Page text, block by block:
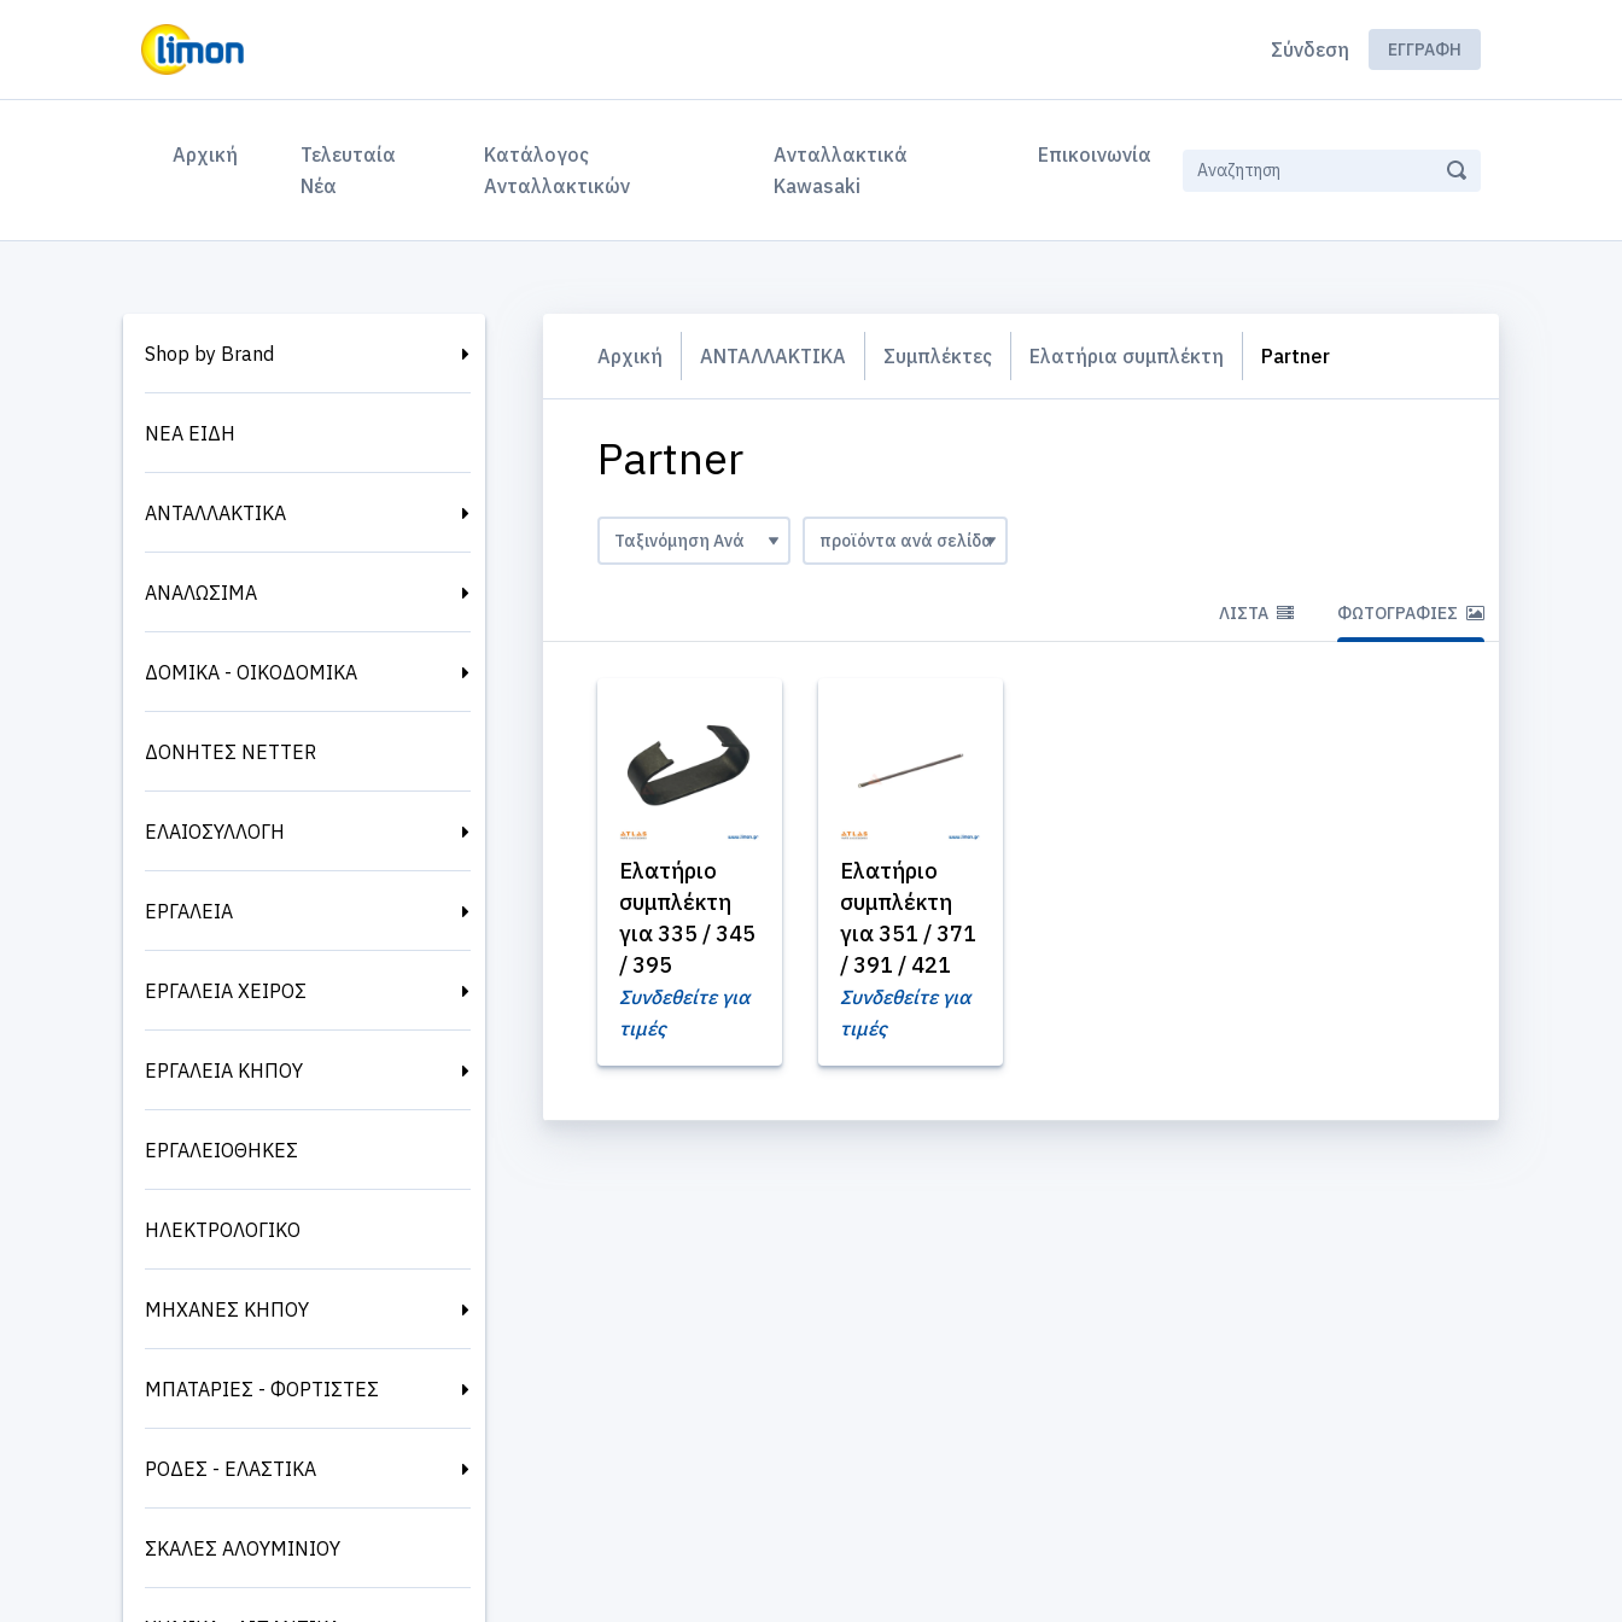
Σύνδεση ΕΓΓΡΑΦΉ
Αρχική (current)Τελευταία
Νέα
Κατάλογος
Ανταλλακτικών
Ανταλλακτικά
Kawasaki
Επικοινωνία
Shop by Brand
ΝΕΑ ΕΙΔΗ
ΑΝΤΑΛΛΑΚΤΙΚΑ
ΑΝΑΛΩΣΙΜΑ
ΔΟΜΙΚΑ - ΟΙΚΟΔΟΜΙΚΑ
ΔΟΝΗΤΕΣ NETTER
ΕΛΑΙΟΣΥΛΛΟΓΗ
ΕΡΓΑΛΕΙΑ
ΕΡΓΑΛΕΙΑ ΧΕΙΡΟΣ
ΕΡΓΑΛΕΙΑ ΚΗΠΟΥ
ΕΡΓΑΛΕΙΟΘΗΚΕΣ
ΗΛΕΚΤΡΟΛΟΓΙΚΟ
ΜΗΧΑΝΕΣ ΚΗΠΟΥ
ΜΠΑΤΑΡΙΕΣ - ΦΟΡΤΙΣΤΕΣ
ΡΟΔΕΣ - ΕΛΑΣΤΙΚΑ
ΣΚΑΛΕΣ ΑΛΟΥΜΙΝΙΟΥ
Αρχική ΑΝΤΑΛΛΑΚΤΙΚΑ Συμπλέκτες Ελατήρια συμπλέκτη Partner
Partner
ΛΊΣΤΑ ΦΩΤΟΓΡΑΦΊΕΣ
Ελατήριο
συμπλέκτη
για 335 / 345
/ 395
Συνδεθείτε για
τιμές
Ελατήριο
συμπλέκτη
για 351 / 371
/ 391 / 421
Συνδεθείτε για
τιμές